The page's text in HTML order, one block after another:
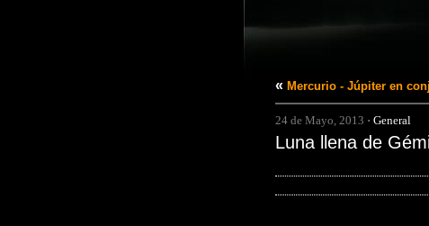
« Mercurio - Júpiter en
24 de Mayo, 2013 · General
Luna llena de